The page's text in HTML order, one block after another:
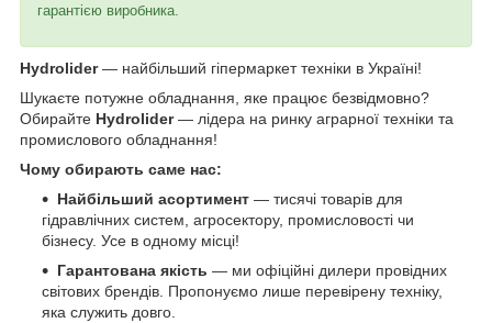
гарантією виробника.
Hydrolider— найбільший гіпермаркет техніки в Україні!
Шукаєте потужне обладнання, яке працює безвідмовно?
Обирайте Hydrolider— лідера на ринку аграрної техніки та
промислового обладнання!
Чому обирають саме нас:
Найбільший асортимент — тисячі товарів для
гідравлічних систем, агросектору, промисловості чи
бізнесу. Усе в одному місці!
Гарантована якість — ми офіційні дилери провідних
світових брендів. Пропонуємо лише перевірену техніку,
яка служить довго.